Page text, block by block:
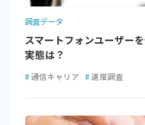
調査データ
スマートフォンユーザー
実態は？
# 通信キャリア # 速度調査